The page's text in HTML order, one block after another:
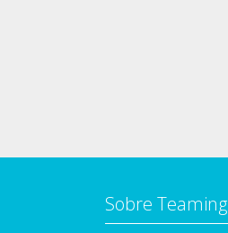
Sobre Teaming